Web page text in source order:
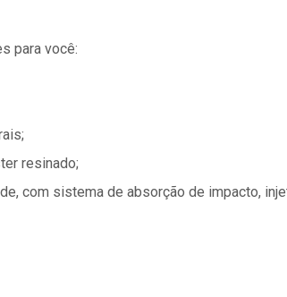
para você:
resinado;
com sistema de absorção de impacto,